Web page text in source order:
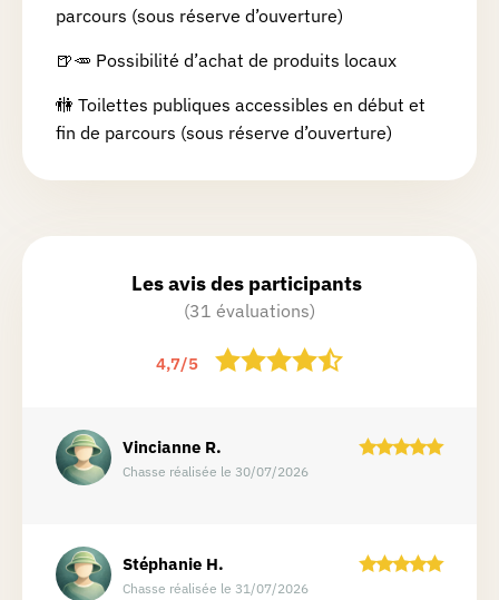
parcours (sous réserve d’ouverture)
🍺🥕 Possibilité d’achat de produits locaux
🚻 Toilettes publiques accessibles en début et
fin de parcours (sous réserve d’ouverture)
Les avis des participants
(31 évaluations)
4,7/5
Vincianne R.
Chasse réalisée le 30/07/2026
Stéphanie H.
Chasse réalisée le 31/07/2026